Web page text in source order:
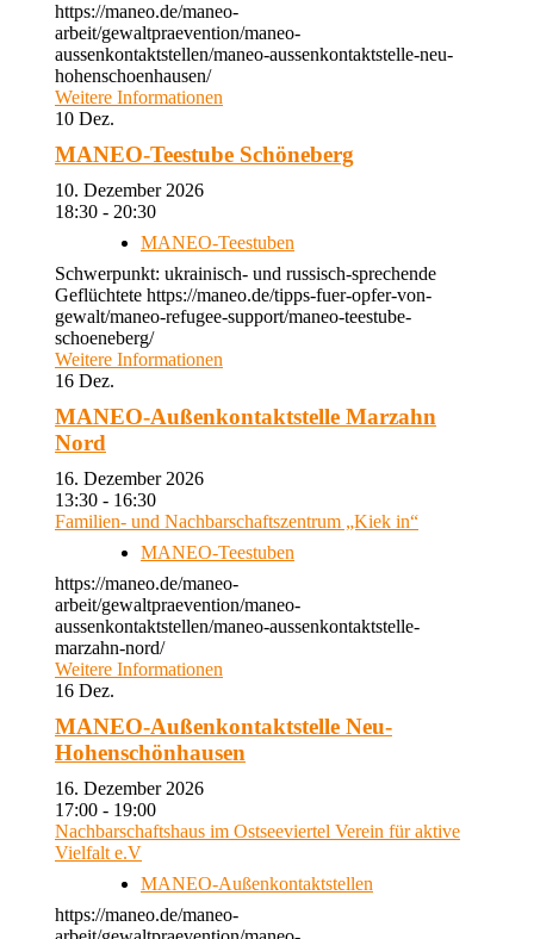
https://maneo.de/maneo-
arbeit/gewaltpraevention/maneo-
aussenkontaktstellen/maneo-aussenkontaktstelle-neu-
hohenschoenhausen/
Weitere Informationen
10 Dez.
MANEO-Teestube Schöneberg
10. Dezember 2026
18:30 - 20:30
MANEO-Teestuben
Schwerpunkt: ukrainisch- und russisch-sprechende
Geflüchtete https://maneo.de/tipps-fuer-opfer-von-
gewalt/maneo-refugee-support/maneo-teestube-
schoeneberg/
Weitere Informationen
16 Dez.
MANEO-Außenkontaktstelle Marzahn
Nord
16. Dezember 2026
13:30 - 16:30
Familien- und Nachbarschaftszentrum „Kiek in“
MANEO-Teestuben
https://maneo.de/maneo-
arbeit/gewaltpraevention/maneo-
aussenkontaktstellen/maneo-aussenkontaktstelle-
marzahn-nord/
Weitere Informationen
16 Dez.
MANEO-Außenkontaktstelle Neu-
Hohenschönhausen
16. Dezember 2026
17:00 - 19:00
Nachbarschaftshaus im Ostseeviertel Verein für aktive
Vielfalt e.V
MANEO-Außenkontaktstellen
https://maneo.de/maneo-